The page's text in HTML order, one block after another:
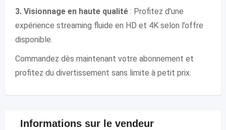
3. Visionnage en haute qualité : Profitez d’une
expérience streaming fluide en HD et 4K selon l’offre
disponible.
Commandez dès maintenant votre abonnement et
profitez du divertissement sans limite à petit prix.
Informations sur le vendeur